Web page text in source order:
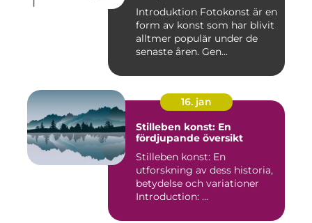
Introduktion Fotokonst är en
form av konst som har blivit
alltmer populär under de
senaste åren. Gen...
16. jan
Stilleben konst: En
fördjupande översikt
Stilleben konst: En
utforskning av dess historia,
betydelse och variationer
Introduction: ...